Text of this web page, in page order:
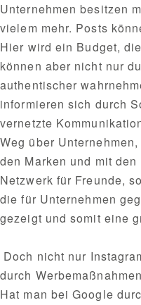
Unternehmen besitzen
vielem mehr. Posts
Hier wird ein Budget,
können aber nicht nur
authentischer
informieren sich durch
vernetzte
Weg über
den Marken und mit
Netzwerk für Freunde,
die für Unternehmen
gezeigt und somit eine
Doch nicht nur
durch
Hat man bei Google